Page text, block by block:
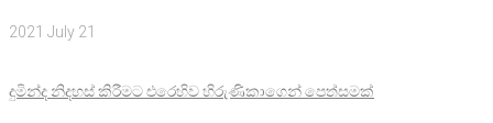
2021 July 21
දුමින්ද නිදහස් කිරීමට එරෙහිව හිරුණිකාගෙන් පෙත්සමක්